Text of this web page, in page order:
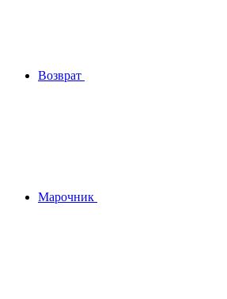
Возврат
Марочник